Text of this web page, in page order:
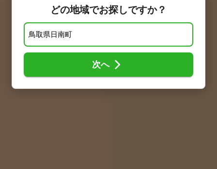
どの地域でお探しですか？
次へ